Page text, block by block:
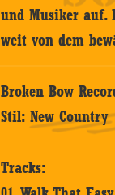
und Musiker auf.
weit von dem
Broken Bow
Stil: New Country
Tracks: